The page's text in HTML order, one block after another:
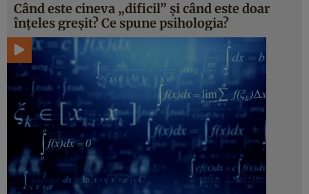
Când este cineva „dificil” și când este doar
înțeles greșit? Ce spune psihologia?